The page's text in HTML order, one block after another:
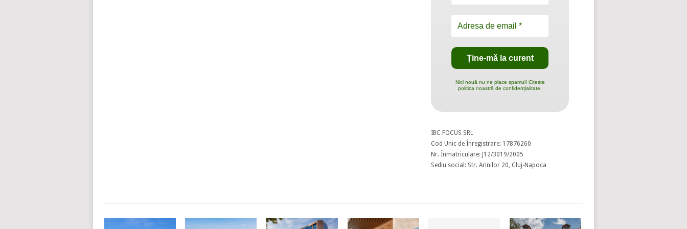
Nici nouă nu ne place spamul! Citește
politica noastră de confidențialitate.
IBC FOCUS SRL
Cod Unic de Înregistrare: 17876260
Nr. Înmatriculare: J12/3019/2005
Sediu social: Str. Arinilor 20, Cluj-Napoca